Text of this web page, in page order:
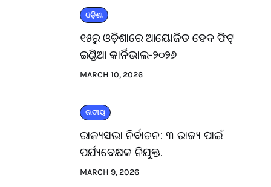
ଓଡ଼ିଶା
୧୫ରୁ ଓଡ଼ିଶାରେ ଆୟୋଜିତ ହେବ ଫିଟ୍
ଇଣ୍ଡିଆ କାର୍ନିଭାଲ-୨୦୨୬
MARCH 10, 2026
ଜାତୀୟ
ରାଜ୍ୟସଭା ନିର୍ବାଚନ: ୩ ରାଜ୍ୟ ପାଇଁ
ପର୍ଯ୍ୟବେକ୍ଷକ ନିଯୁକ୍ତ.
MARCH 9, 2026